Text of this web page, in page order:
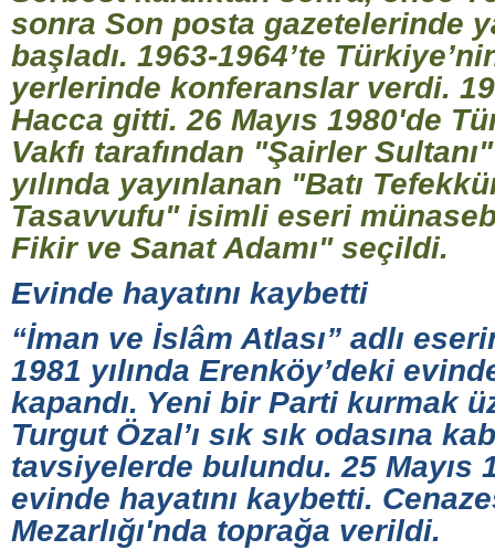
sonra Son posta gazetelerinde
başladı. 1963-1964’te
yerlerinde konferanslar verdi.
Hacca gitti. 26 Mayıs 1980'de
Vakfı tarafından "Şairler
yılında yayınlanan "Batı
Tasavvufu" isimli eseri
Fikir ve Sanat Adamı" seçildi.
Evinde hayatını kaybetti
“İman ve İslâm Atlası” adlı
1981 yılında Erenköy’deki
kapandı. Yeni bir Parti kurmak
Turgut Özal’ı sık sık odasına
tavsiyelerde bulundu. 25 Mayıs
evinde hayatını kaybetti.
Mezarlığı'nda toprağa verildi.